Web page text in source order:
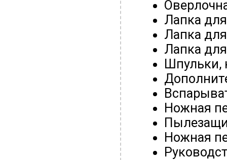
Лапка
Лапка
Лапка
Шпульки,
Ножная
Ножная